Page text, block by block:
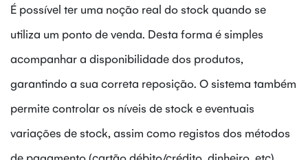
É possível ter uma noção real do stock quando se
utiliza um ponto de venda. Desta forma é simples
acompanhar a disponibilidade dos produtos,
garantindo a sua correta reposição. O sistema também
permite controlar os níveis de stock e eventuais
variações de stock, assim como registos dos métodos
de pagamento (cartão débito/crédito, dinheiro, etc).